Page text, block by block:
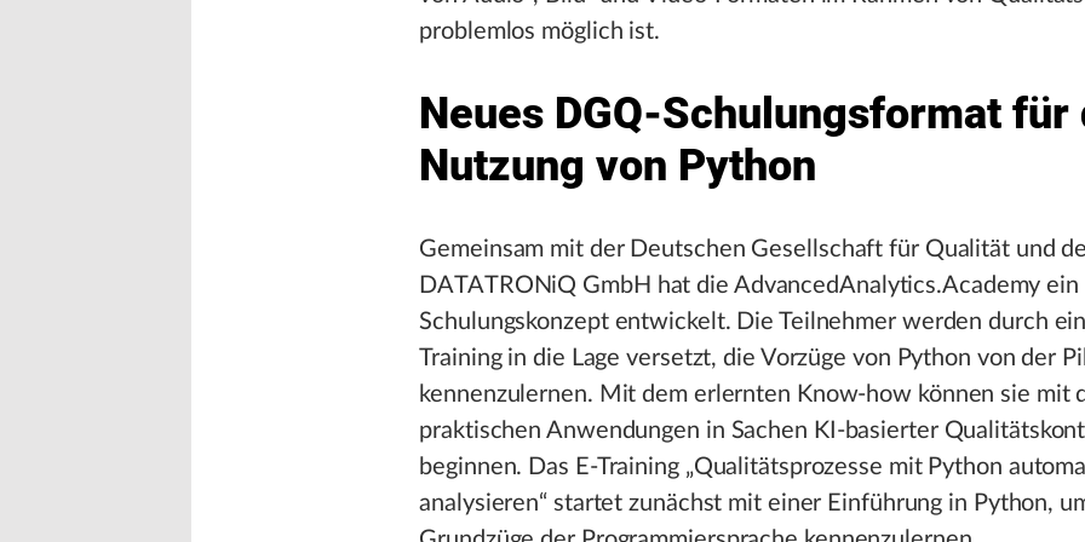
problemlos möglich ist.
Neues DGQ-Schulungsformat für
Nutzung von Python
Gemeinsam mit der Deutschen Gesellschaft für Qualität und
DATATRONiQ GmbH hat die AdvancedAnalytics.Academy
Schulungskonzept entwickelt. Die Teilnehmer werden durch
Training in die Lage versetzt, die Vorzüge von Python von der
kennenzulernen. Mit dem erlernten Know-how können sie mit
praktischen Anwendungen in Sachen KI-basierter
beginnen. Das E-Training „Qualitätsprozesse mit Python
analysieren“ startet zunächst mit einer Einführung in Python,